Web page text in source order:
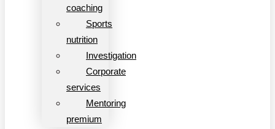
coaching
Sports
nutrition
Investigation
Corporate
services
Mentoring
premium